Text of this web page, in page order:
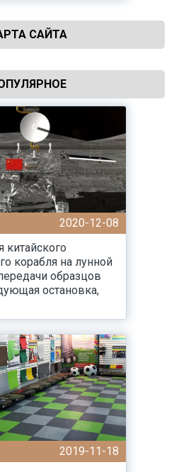
САЙТА
2020-12-08
китайского
корабля на лунной
образцов
остановка,
2019-11-18